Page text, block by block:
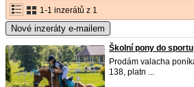
1-1 inzerátů z 1
Nové inzeráty e-mailem
Školní pony do sportu
Prodám valacha
138, platn ...